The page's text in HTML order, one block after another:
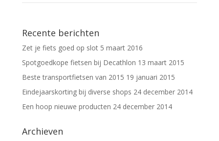
Recente berichten
Zet je fiets goed op slot 5 maart 2016
Spotgoedkope fietsen bij Decathlon 13 maart 2015
Beste transportfietsen van 2015 19 januari 2015
Eindejaarskorting bij diverse shops 24 december 2014
Een hoop nieuwe producten 24 december 2014
Archieven